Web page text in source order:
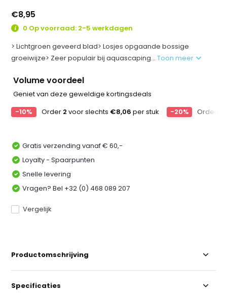
€8,95
0 Op voorraad: 2-5 werkdagen
> Lichtgroen geveerd blad> Losjes opgaande bossige
groeiwijze> Zeer populair bij aquascaping...Toon meer
Volume voordeel
Geniet van deze geweldige kortingsdeals
-10%
Order 2 voor slechts €8,06 per stuk -20% Order
Gratis verzending vanaf € 60,-
Loyalty - Spaarpunten
Snelle levering
Vragen? Bel +32 (0) 468 089 207
Vergelijk
Productomschrijving
Specificaties